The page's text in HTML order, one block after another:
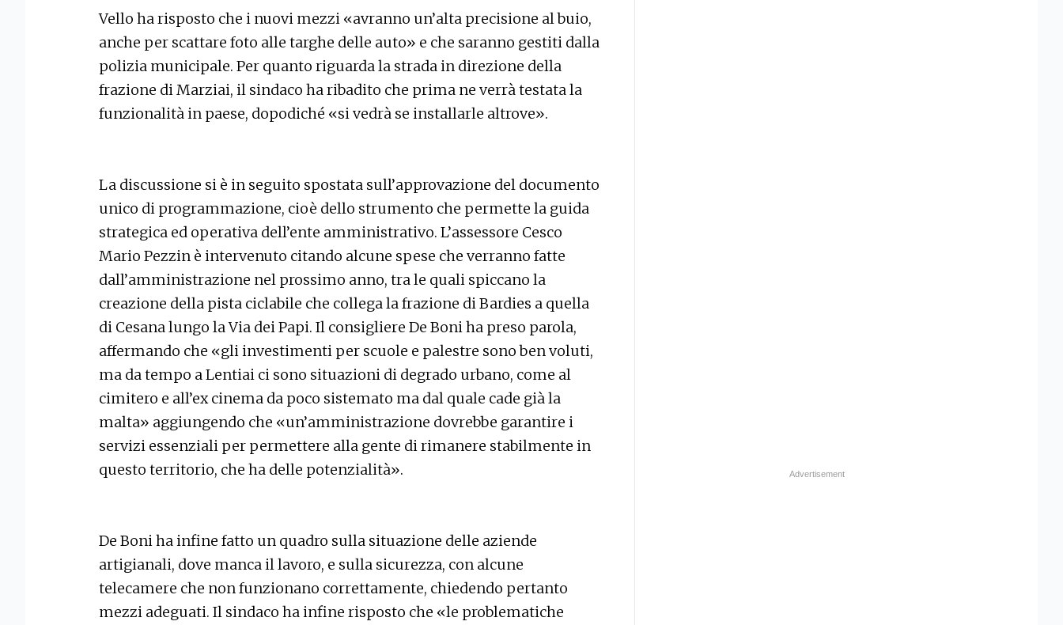
Vello ha risposto che i nuovi mezzi «avranno un’alta precisione al buio,
anche per scattare foto alle targhe delle auto» e che saranno gestiti dalla
polizia municipale. Per quanto riguarda la strada in direzione della
frazione di Marziai, il sindaco ha ribadito che prima ne verrà testata la
funzionalità in paese, dopodiché «si vedrà se installarle altrove».
La discussione si è in seguito spostata sull’approvazione del documento
unico di programmazione, cioè dello strumento che permette la guida
strategica ed operativa dell’ente amministrativo. L’assessore Cesco
Mario Pezzin è intervenuto citando alcune spese che verranno fatte
dall’amministrazione nel prossimo anno, tra le quali spiccano la
creazione della pista ciclabile che collega la frazione di Bardies a quella
di Cesana lungo la Via dei Papi. Il consigliere De Boni ha preso parola,
affermando che «gli investimenti per scuole e palestre sono ben voluti,
ma da tempo a Lentiai ci sono situazioni di degrado urbano, come al
cimitero e all’ex cinema da poco sistemato ma dal quale cade già la
malta» aggiungendo che «un’amministrazione dovrebbe garantire i
servizi essenziali per permettere alla gente di rimanere stabilmente in
questo territorio, che ha delle potenzialità».
De Boni ha infine fatto un quadro sulla situazione delle aziende
artigianali, dove manca il lavoro, e sulla sicurezza, con alcune
telecamere che non funzionano correttamente, chiedendo pertanto
mezzi adeguati. Il sindaco ha infine risposto che «le problematiche